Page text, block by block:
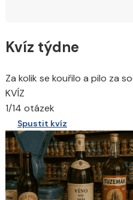
Kvíz týdne
Za kolik se kouřilo a pilo za
KVÍZ
1/14 otázek
Spustit kvíz